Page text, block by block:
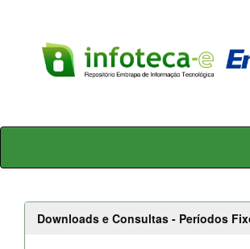
Skip
Downloads e Consultas - Períodos